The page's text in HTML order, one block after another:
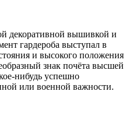
декоративной вышивкой и
гардероба выступал в
и высокого положения
знак почёта высшей
нибудь успешно
или военной важности.